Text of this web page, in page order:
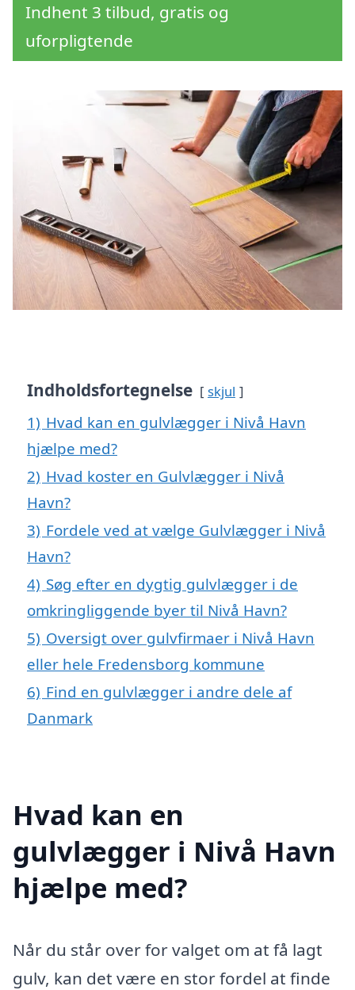
Indhent 3 tilbud, gratis og
uforpligtende
Indholdsfortegnelse skjul
1) Hvad kan en gulvlægger i Nivå Havn
hjælpe med?
2) Hvad koster en Gulvlægger i Nivå
Havn?
3) Fordele ved at vælge Gulvlægger i Nivå
Havn?
4) Søg efter en dygtig gulvlægger i de
omkringliggende byer til Nivå Havn?
5) Oversigt over gulvfirmaer i Nivå Havn
eller hele Fredensborg kommune
6) Find en gulvlægger i andre dele af
Danmark
Hvad kan en
gulvlægger i Nivå Havn
hjælpe med?
Når du står over for valget om at få lagt
gulv, kan det være en stor fordel at finde